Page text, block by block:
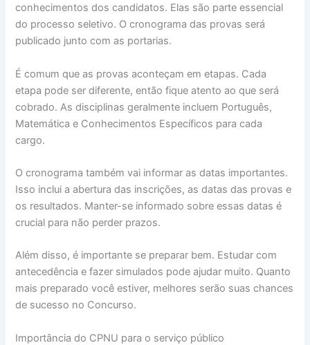
conhecimentos dos candidatos. Elas são parte essencial
do processo seletivo. O cronograma das provas será
publicado junto com as portarias.
É comum que as provas aconteçam em etapas. Cada
etapa pode ser diferente, então fique atento ao que será
cobrado. As disciplinas geralmente incluem Português,
Matemática e Conhecimentos Específicos para cada
cargo.
O cronograma também vai informar as datas importantes.
Isso inclui a abertura das inscrições, as datas das provas e
os resultados. Manter-se informado sobre essas datas é
crucial para não perder prazos.
Além disso, é importante se preparar bem. Estudar com
antecedência e fazer simulados pode ajudar muito. Quanto
mais preparado você estiver, melhores serão suas chances
de sucesso no Concurso.
Importância do CPNU para o serviço público